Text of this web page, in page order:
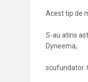
Acest tip de
S-au atins
Dyneema,
scufundator.